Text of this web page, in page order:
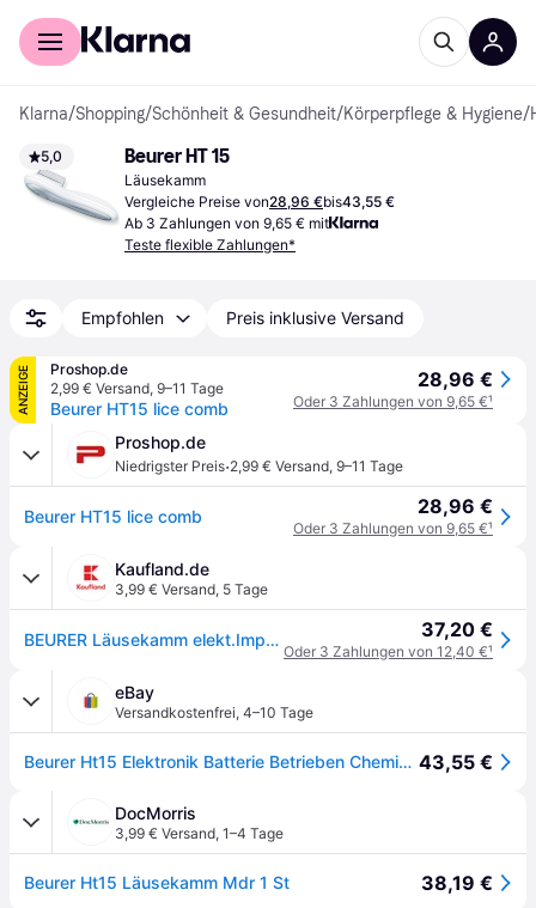
Für Shopper
Klarna/Shopping/Schönheit & Gesundheit/Körperpflege & Hygiene/
5,0 Beurer HT 15
Läusekamm
Vergleiche Preise von28,96 €bis43,55 €
Ab 3 Zahlungen von 9,65 € mit
Teste flexible Zahlungen*
Empfohlen Preis inklusive Versand
ANZEIGE
Proshop.de
2,99 € Versand, 9–11 Tage
Beurer HT15 lice comb
28,96 €
Oder 3 Zahlungen von 9,65 €¹
Proshop.de
Niedrigster Preis·2,99 € Versand, 9–11 Tage
Beurer HT15 lice comb 28,96 €
Oder 3 Zahlungen von 9,65 €¹
Kaufland.de
3,99 € Versand, 5 Tage
BEURER Läusekamm elekt.Impulse zur Entf. von Läusen u. Nissen si HT 15 37,20 €
Oder 3 Zahlungen von 12,40 €¹
eBay
Versandkostenfrei, 4–10 Tage
Beurer Ht15 Elektronik Batterie Betrieben Chemiekalienfrei Kopfläuse Kamm 43,55 €
DocMorris
3,99 € Versand, 1–4 Tage
Beurer Ht15 Läusekamm Mdr 1 St 38,19 €